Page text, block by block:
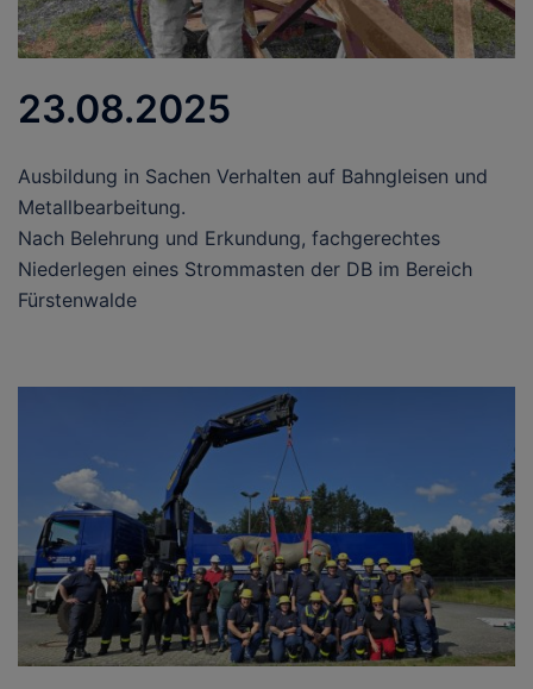
23.08.2025
Ausbildung in Sachen Verhalten auf Bahngleisen und
Metallbearbeitung.
Nach Belehrung und Erkundung, fachgerechtes
Niederlegen eines Strommasten der DB im Bereich
Fürstenwalde